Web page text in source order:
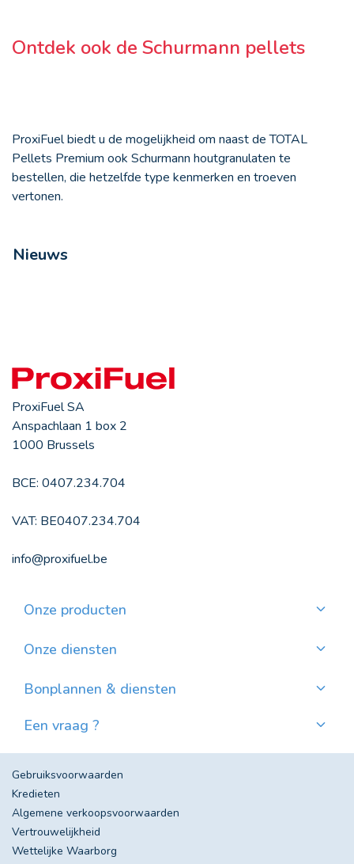
Ontdek ook de Schurmann pellets
ProxiFuel biedt u de mogelijkheid om naast de TOTAL
Pellets Premium ook Schurmann houtgranulaten te
bestellen, die hetzelfde type kenmerken en troeven
vertonen.
Nieuws
ProxiFuel SA
Anspachlaan 1 box 2
1000 Brussels
BCE: 0407.234.704
VAT: BE0407.234.704
info@proxifuel.be
Onze producten
Kwalitatievepellets bestellen
Onze diensten
Waar pellets vinden?
Bonplannen & diensten
Evolutie van de Mazoutprijs in België
Een vraag ?
Gebruiksvoorwaarden
Kredieten
Algemene verkoopsvoorwaarden
Vertrouwelijkheid
Wettelijke Waarborg